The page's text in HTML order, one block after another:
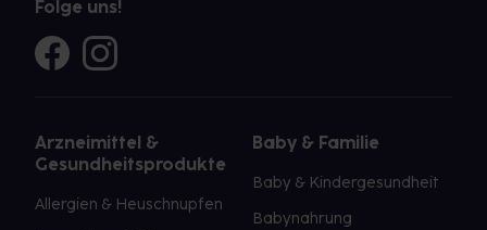
Folge uns!
Arzneimittel &
Gesundheitsprodukte
Allergien & Heuschnupfen
Baby & Familie
Baby & Kindergesundheit
Babynahrung